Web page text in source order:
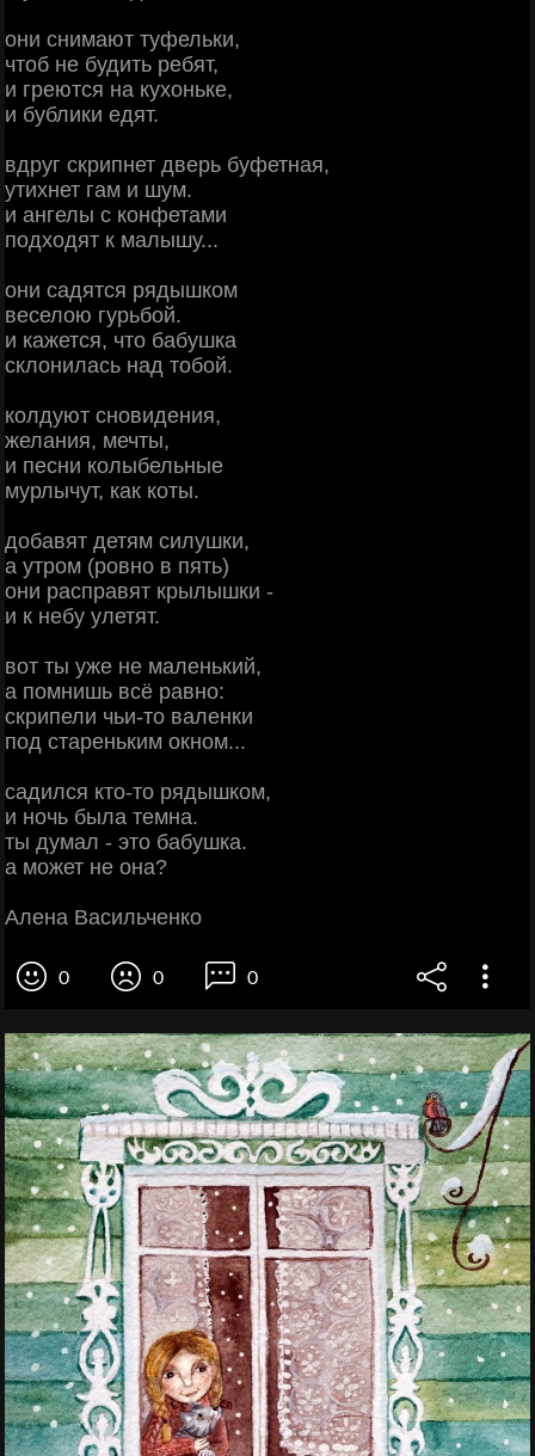
они снимают туфельки,
чтоб не будить ребят,
и греются на кухоньке,
и бублики едят.
вдруг скрипнет дверь буфетная,
утихнет гам и шум.
и ангелы с конфетами
подходят к малышу...
они садятся рядышком
веселою гурьбой.
и кажется, что бабушка
склонилась над тобой.
колдуют сновидения,
желания, мечты,
и песни колыбельные
мурлычут, как коты.
добавят детям силушки,
а утром (ровно в пять)
они расправят крылышки -
и к небу улетят.
вот ты уже не маленький,
а помнишь всё равно:
скрипели чьи-то валенки
под стареньким окном...
садился кто-то рядышком,
и ночь была темна.
ты думал - это бабушка.
а может не она?
Алена Васильченко
0 0 0